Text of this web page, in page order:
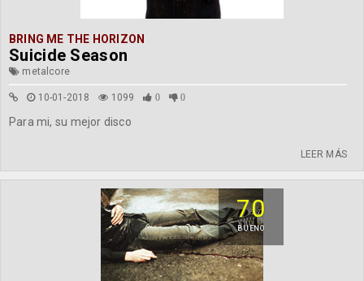
BRING ME THE HORIZON
Suicide Season
metalcore
10-01-2018 1099 0 0
Para mi, su mejor disco
LEER MÁS
70
BUENO